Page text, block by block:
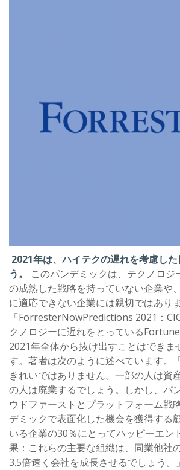
2021年は、ハイテクの遅れを考慮し
う。
このパンデミックは、テクノロジ
の成熟した戦略を持っていない企業や
に適応できない企業には親切ではあり
「ForresterNowPredictions 2021：
クノロジーに遅れをとっているFortune
2021年全体から抜け出すことはできま
す。著者は次のように述べています。
きれいではありません。一部の人は資
の人は廃業するでしょう。しかし、パ
ウドファーストとプラットフォーム戦
デミックで表面化した機会を獲得する
いる企業の30％にとってハッピーエン
果：これらの主要な組織は、同業他社
3.5倍速く会社を成長させるでしょう。」